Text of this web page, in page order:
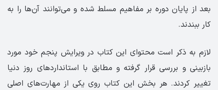
بعد از پایان دوره بر مفاهیم مسلط شده و می‌توانند آن‌ها را به
کار ببندند.
لازم به ذکر است محتوای این کتاب در ویرایش پنجم خود مورد
بازبینی و بررسی قرار گرفته و مطابق با استانداردهای روز دنیا
تغییر کردند. هر بخش این کتاب روی یکی از مهارت‌های اصلی